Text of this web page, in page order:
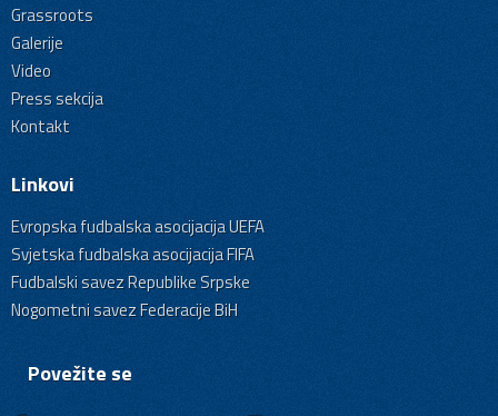
Grassroots
Galerije
Video
Press sekcija
Kontakt
Linkovi
Evropska fudbalska asocijacija UEFA
Svjetska fudbalska asocijacija FIFA
Fudbalski savez Republike Srpske
Nogometni savez Federacije BiH
Povežite se